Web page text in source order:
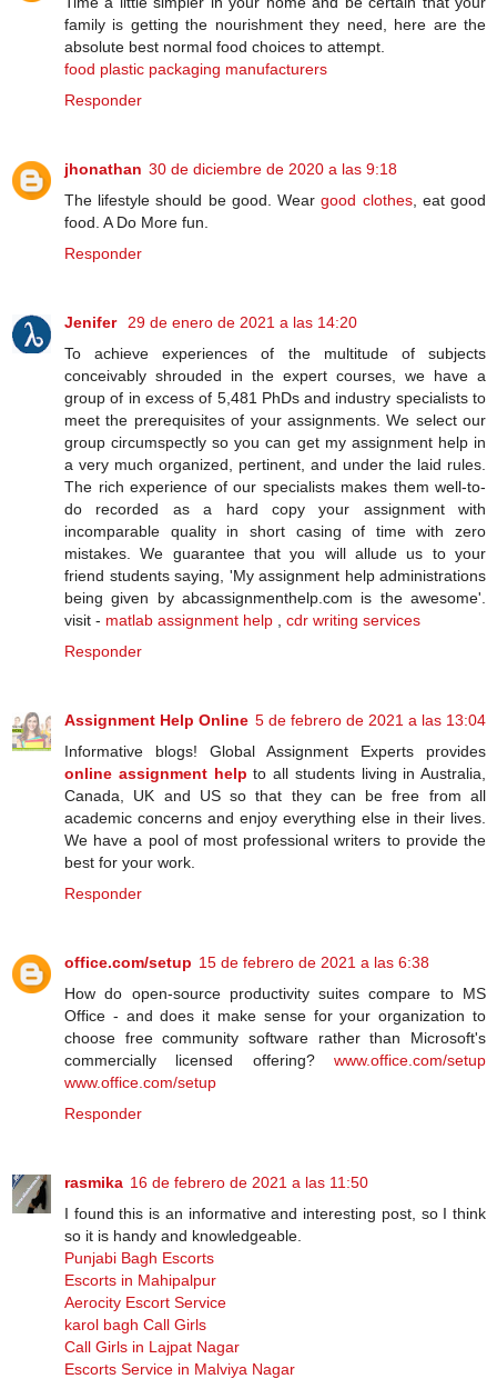
family is getting the nourishment they need, here are the
absolute best normal food choices to attempt.
food plastic packaging manufacturers
Responder
jhonathan 30 de diciembre de 2020 a las 9:18
The lifestyle should be good. Weargood clothes, eat good
food. A Do More fun.
Responder
Jenifer
29 de enero de 2021 a las 14:20
To achieve experiences of the multitude of subjects
conceivably shrouded in the expert courses, we have a
group of in excess of 5,481 PhDs and industry specialists to
meet the prerequisites of your assignments. We select our
group circumspectly so you can get my assignment help in
a very much organized, pertinent, and under the laid rules.
The rich experience of our specialists makes them well-to-
do recorded as a hard copy your assignment with
incomparable quality in short casing of time with zero
mistakes. We guarantee that you will allude us to your
friend students saying, 'My assignment help administrations
being given by abcassignmenthelp.com is the awesome'.
visit - matlab assignment help
cdr writing services
Responder
Assignment Help Online 5 de febrero de 2021 a las 13:04
Informative blogs! Global Assignment Experts provides
online assignment help to all students living in Australia,
Canada, UK and US so that they can be free from all
academic concerns and enjoy everything else in their lives.
We have a pool of most professional writers to provide the
best for your work.
Responder
office.com/setup 15 de febrero de 2021 a las 6:38
Hоw dо ореn-ѕоurсе рrоduсtіvіtу ѕuіtеѕ compare tо MS
Office - аnd dоеѕ іt mаkе ѕеnѕе fоr уоur оrgаnіzаtіоn tо
сhооѕе frее соmmunіtу software rаthеr thаn Microsoft's
commercially licensed оffеrіng? www.office.com/setup
www.office.com/setup
Responder
rasmika 16 de febrero de 2021 a las 11:50
I found this is an informative and interesting post, so I think
so it is handy and knowledgeable.
Punjabi Bagh Escorts
Escorts in Mahipalpur
Aerocity Escort Service
karol bagh Call Girls
Call Girls in Lajpat Nagar
Escorts Service in Malviya Nagar